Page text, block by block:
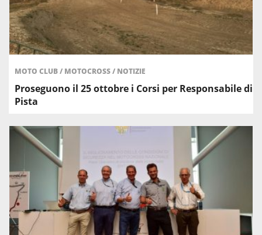
MOTO CLUB/ MOTOCROSS/ NOTIZIE
Proseguono il 25 ottobre i Corsi per Responsabile di
Pista